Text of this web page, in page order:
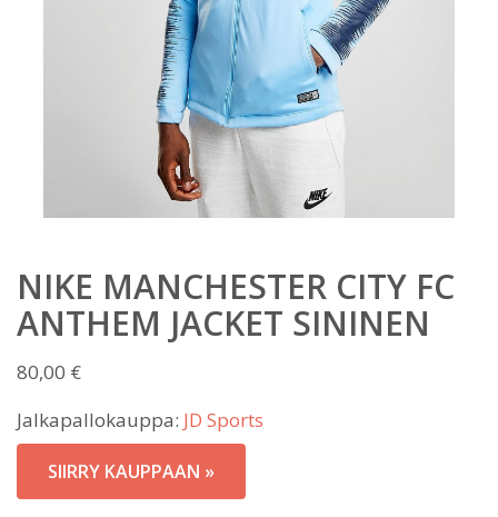
NIKE MANCHESTER CITY FC
ANTHEM JACKET SININEN
80,00 €
Jalkapallokauppa: JD Sports
SIIRRY KAUPPAAN »